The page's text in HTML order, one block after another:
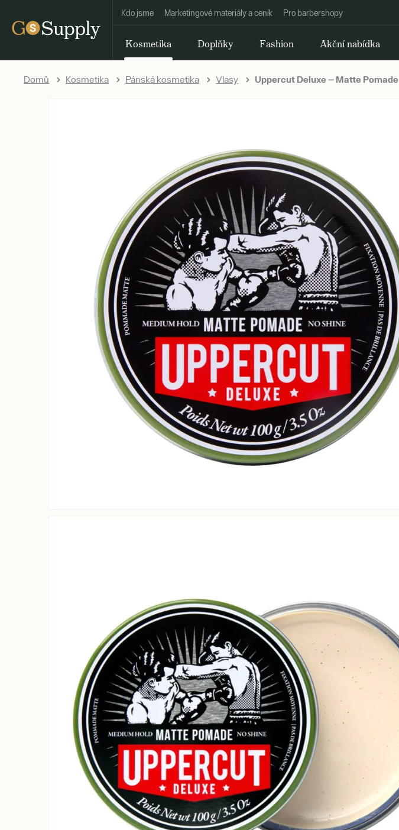
Kdo jsme Marketingové materiály a ceník Pro barbershopy
Kosmetika Doplňky Fashion Akční nabídka
Domů Kosmetika Pánská kosmetika Vlasy Uppercut Deluxe — Matte Pomade